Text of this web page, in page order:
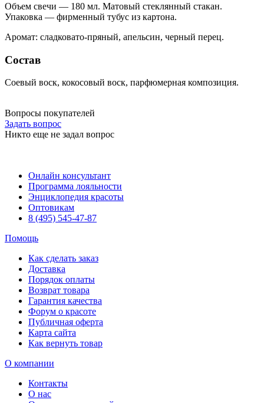
Объем свечи — 180 мл. Матовый стеклянный стакан.
Упаковка — фирменный тубус из картона.
Аромат: сладковато-пряный, апельсин, черный перец.
Состав
Cоевый воск, кокосовый воск, парфюмерная композиция.
Вопросы покупателей
Задать вопрос
Никто еще не задал вопрос
Онлайн консультант
Программа лояльности
Энциклопедия красоты
Оптовикам
8 (495) 545-47-87
Помощь
Как сделать заказ
Доставка
Порядок оплаты
Возврат товара
Гарантия качества
Форум о красоте
Публичная оферта
Карта сайта
Как вернуть товар
О компании
Контакты
О нас